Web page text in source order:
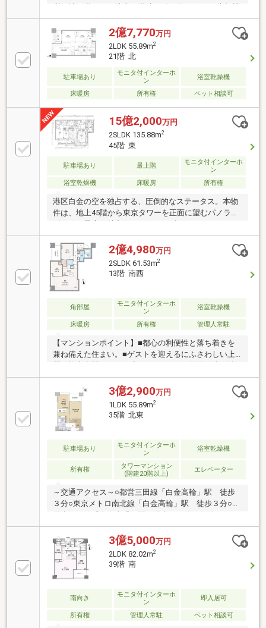
タワーレジデンスです。
2億7,770万円
2LDK 55.89m2
21階 北
駐車場あり
モニタ付インターホ
ン
浴室乾燥機
床暖房 所有権 ペット相談可
15億2,000万円
2SLDK 135.88m2
45階 東
駐車場あり 最上階
モニタ付インターホ
ン
浴室乾燥機
床暖房 所有権
港区白金の空を独占する、圧倒的なステータス。本物
件は、地上45階から東京タワーを正面に望むパノラマ
ビューが最大の魅力です。135㎡を超えるゆとりある
2LDKの間取りには、大型のWICやSICを完備。さら
に、分譲時より人気の高い「白金ザ・スカイ」の中で
も希少な高層階ユニットです。白金高輪駅から徒歩3
分という利便性に加え、フィットネス、ラウンジ、ス
カイテラスなど、大規模タワーならではの共用施設も
充実。現在は賃貸中（2027年10月退去予定）のため、
将来の居住用としてはもちろん、資産価値を重視する
投資家の方にも最適な、次世代のヴィンテージマンシ
ョンです。
2億4,980万円
2SLDK 61.53m2
13階 南西
角部屋
モニタ付インターホ
ン
浴室乾燥機
床暖房 所有権 管理人常駐
【マンションポイント】■都心の利便性と落ち着きを
兼ね備えた住まい。■ゲストを迎えるにふさわしい上
質な迎賓空間。■トリプルセキュリティ採用で防犯性
にも配慮。【お部屋のポイント】■二面採光のダイレ
クトウインドウから都心の景色を望む開放的なリビン
グ。■リビング柱部分には大型ミラーを設置し、空間
にさらなる広がりと開放感を演出。■家具配置がしや
すく、暮らしやすさに配慮された間取り。■角住戸な
らではの独立性と、心地よい風が通り抜ける快適な住
まい。
3億2,900万円
1LDK 55.89m2
35階 北東
駐車場あり
モニタ付インターホ
ン
浴室乾燥機
所有権
タワーマンション
(階建20階以上)
エレベーター
～交通アクセス～○都営三田線「白金高輪」駅 徒歩
３分○東京メトロ南北線「白金高輪」駅 徒歩３分○都
営大江戸線「麻布十番」駅 徒歩１２分～物件につい
て～・３５階部分・東京タワー・六本木方面を望めま
す（天候による）・間取り：１LDK・専有面積：５
５．８９㎡（トランクルーム０．４３㎡含む）・ウォ
ークインクローゼット・シューズインクローゼット○
キッチン・ガラストップ3口コンロ・ディスポーザ・
食器洗浄乾燥機・浄水器一体型混合水栓・カップボー
ド○浴室・フルオートバス・浴室暖房乾燥機
3億5,000万円
2LDK 82.02m2
39階 南
南向き
モニタ付インターホ
ン
即入居可
所有権 管理人常駐 ペット相談可